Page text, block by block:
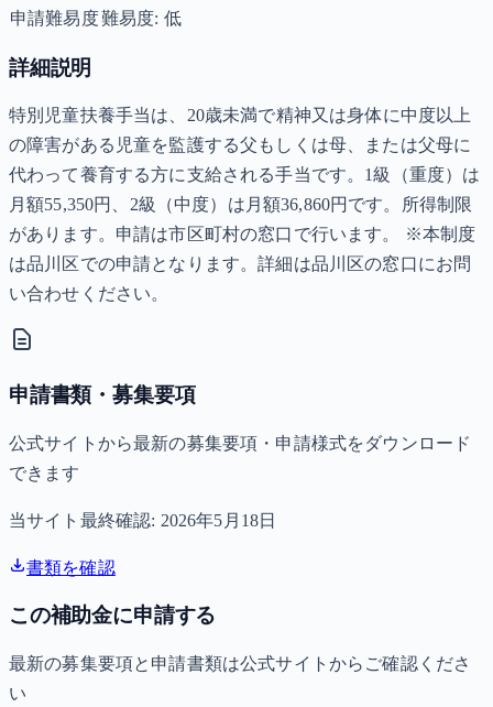
申請難易度難易度: 低
詳細説明
特別児童扶養手当は、20歳未満で精神又は身体に中度以上
の障害がある児童を監護する父もしくは母、または父母に
代わって養育する方に支給される手当です。1級（重度）は
月額55,350円、2級（中度）は月額36,860円です。所得制限
があります。申請は市区町村の窓口で行います。 ※本制度
は品川区での申請となります。詳細は品川区の窓口にお問
い合わせください。
申請書類・募集要項
公式サイトから最新の募集要項・申請様式をダウンロード
できます
当サイト最終確認: 2026年5月18日
書類を確認
この補助金に申請する
最新の募集要項と申請書類は公式サイトからご確認くださ
い